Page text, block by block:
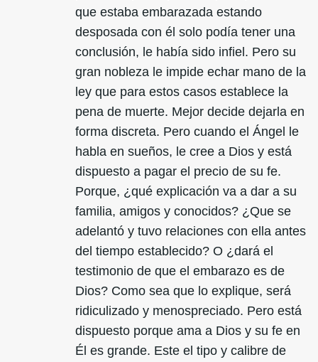
que estaba embarazada estando
desposada con él solo podía tener una
conclusión, le había sido infiel. Pero su
gran nobleza le impide echar mano de la
ley que para estos casos establece la
pena de muerte. Mejor decide dejarla en
forma discreta. Pero cuando el Ángel le
habla en sueños, le cree a Dios y está
dispuesto a pagar el precio de su fe.
Porque, ¿qué explicación va a dar a su
familia, amigos y conocidos? ¿Que se
adelantó y tuvo relaciones con ella antes
del tiempo establecido? O ¿dará el
testimonio de que el embarazo es de
Dios? Como sea que lo explique, será
ridiculizado y menospreciado. Pero está
dispuesto porque ama a Dios y su fe en
Él es grande. Este el tipo y calibre de